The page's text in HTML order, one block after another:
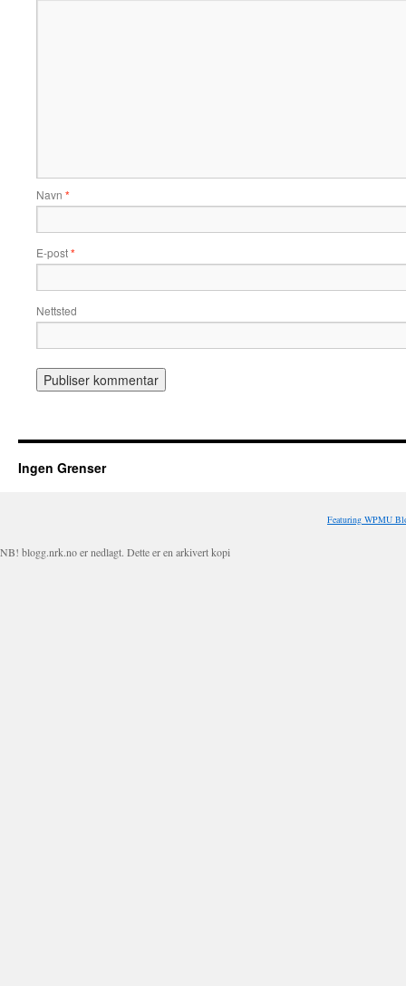
Navn *
E-post*
Nettsted
Ingen Grenser
Featuring WPMU
NB! blogg.nrk.no er nedlagt. Dette er en arkivert kopi